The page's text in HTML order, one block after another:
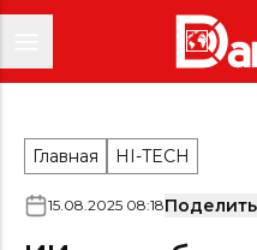
Главная HI-TECH
15.08.2025 08:18